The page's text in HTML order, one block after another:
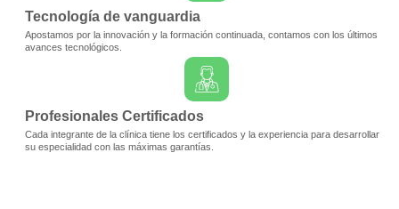
Tecnología de vanguardia
Apostamos por la innovación y la formación continuada, contamos con los últimos
avances tecnológicos.
Profesionales Certificados
Cada integrante de la clínica tiene los certificados y la experiencia para desarrollar
su especialidad con las máximas garantías.